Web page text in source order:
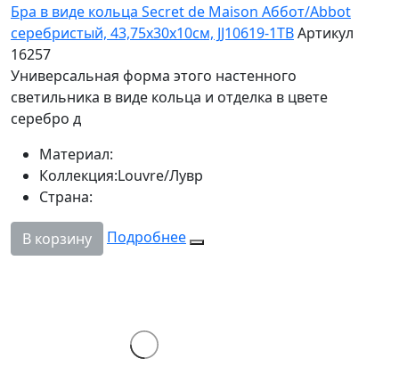
Бра в виде кольца Secret de Maison Аббот/Abbot
серебристый, 43,75х30x10см, JJ10619-1TBАртикул
16257
Универсальная форма этого настенного
светильника в виде кольца и отделка в цвете
серебро д
Материал:
Коллекция:Louvre/Лувр
Страна:
В корзину Подробнее